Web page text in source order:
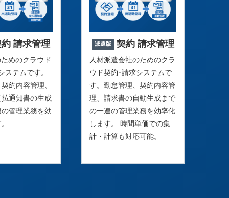
請求管理
めのクラウド
ステムです。
約内容管理、
通知書の生成
管理業務を効
派遣版 契約 請求管理
人材派遣会社のためのクラ
ウド契約･請求システムで
す。勤怠管理、契約内容管
理、請求書の自動生成まで
の一連の管理業務を効率化
します。 時間単価での集
計・計算も対応可能。